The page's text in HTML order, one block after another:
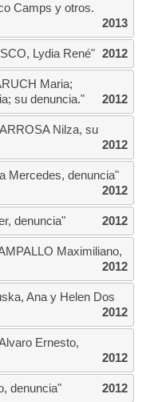
Camps y otros.
2013
Lydia René" 2012
Maria;
su denuncia."
2012
Nilza, su
2012
Mercedes, denuncia"
2012
denuncia" 2012
Maximiliano,
2012
Ana y Helen Dos
2012
Ernesto,
2012
denuncia" 2012